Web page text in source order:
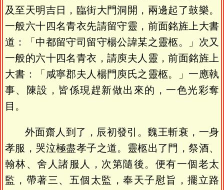
及至天明吉日，臨街大門洞開，兩邊起了鼓樂。
一般六十四名青衣先請留守靈，前面銘旌上大書
道：「中都留守司留守楊公諱某之靈柩。」次又
一般的六十四名青衣，請庾夫人靈，前面銘旌上
大書：「咸寧郡夫人楊門庾氏之靈柩。」一應執
事、陳設，皆係現趕新做出來的，一色光彩奪
目。
外面齋人到了，辰初發引。魏王斬衰，一身
孝服，哭泣極盡孝子之道。靈柩出了門，祭酒、
翰林、舍人諸服人，次第隨後。便有一個老太
監，帶著三、五個太監，奉天子慰旨，擺立路